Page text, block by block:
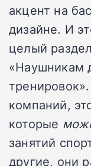
акцент на
дизайне. И
целый
«Наушникам
компаний,
которые
занятий
другие, они